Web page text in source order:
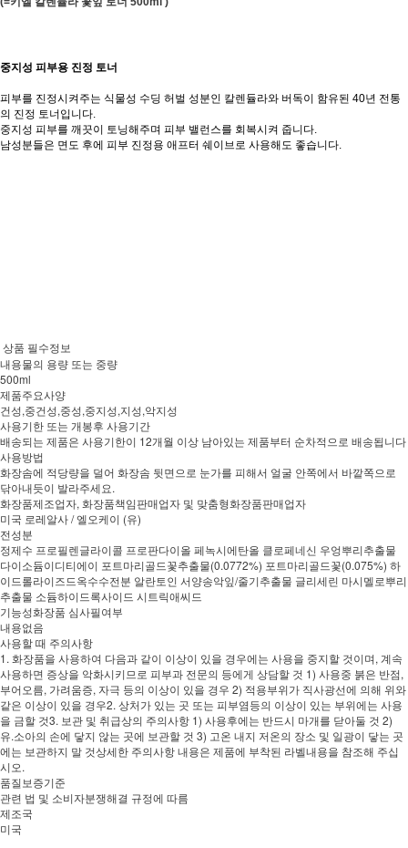
중지성 피부용 진정 토너
피부를 진정시켜주는 식물성 수딩 허벌 성분인 칼렌듈라와 버독이 함유된 40년 전통
의 진정 토너입니다.
중지성 피부를 깨끗이 토닝해주며 피부 밸런스를 회복시켜 줍니다.
남성분들은 면도 후에 피부 진정용 애프터 쉐이브로 사용해도 좋습니다.
상품 필수정보
내용물의 용량 또는 중량
500ml
제품주요사양
건성,중건성,중성,중지성,지성,악지성
사용기한 또는 개봉후 사용기간
배송되는 제품은 사용기한이 12개월 이상 남아있는 제품부터 순차적으로 배송됩니다
사용방법
화장솜에 적당량을 덜어 화장솜 뒷면으로 눈가를 피해서 얼굴 안쪽에서 바깥쪽으로
닦아내듯이 발라주세요.
화장품제조업자, 화장품책임판매업자 및 맞춤형화장품판매업자
미국 로레알사 / 엘오케이 (유)
전성분
정제수 프로필렌글라이콜 프로판다이올 페녹시에탄올 클로페네신 우엉뿌리추출물
다이소듐이디티에이 포트마리골드꽃추출물(0.0772%) 포트마리골드꽃(0.075%) 하
이드롤라이즈드옥수수전분 알란토인 서양송악잎/줄기추출물 글리세린 마시멜로뿌리
추출물 소듐하이드록사이드 시트릭애씨드
기능성화장품 심사필여부
내용없음
사용할 때 주의사항
1. 화장품을 사용하여 다음과 같이 이상이 있을 경우에는 사용을 중지할 것이며, 계속
사용하면 증상을 악화시키므로 피부과 전문의 등에게 상담할 것 1) 사용중 붉은 반점,
부어오름, 가려움증, 자극 등의 이상이 있을 경우 2) 적용부위가 직사광선에 의해 위와
같은 이상이 있을 경우2. 상처가 있는 곳 또는 피부염등의 이상이 있는 부위에는 사용
을 금할 것3. 보관 및 취급상의 주의사항 1) 사용후에는 반드시 마개를 닫아둘 것 2)
유.소아의 손에 닿지 않는 곳에 보관할 것 3) 고온 내지 저온의 장소 및 일광이 닿는 곳
에는 보관하지 말 것상세한 주의사항 내용은 제품에 부착된 라벨내용을 참조해 주십
시오.
품질보증기준
관련 법 및 소비자분쟁해결 규정에 따름
제조국
미국